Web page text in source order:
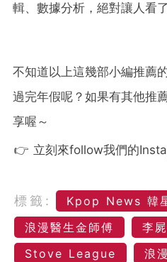
輯、數據分析，絕對讓人看
不知道以上這幾部小編推薦
過完年假呢？如果有其他推
享喔～
👉 立刻來follow我們的
標籤:
Kpop News 韓
浪漫醫生金師傅
李
Stove League
浪